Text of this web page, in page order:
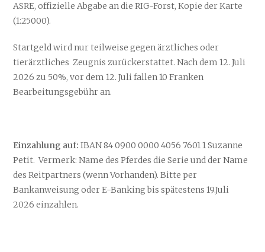
ASRE, offizielle Abgabe an die RIG-Forst, Kopie der Karte
(1:25000).
Startgeld wird nur teilweise gegen ärztliches oder
tierärztliches Zeugnis zurückerstattet. Nach dem 12. Juli
2026 zu 50%, vor dem 12. Juli fallen 10 Franken
Bearbeitungsgebühr an.
Einzahlung auf: IBAN 84 0900 0000 4056 7601 1 Suzanne
Petit. Vermerk: Name des Pferdes die Serie und der Name
des Reitpartners (wenn Vorhanden). Bitte per
Bankanweisung oder E-Banking bis spätestens 19.Juli
2026 einzahlen.